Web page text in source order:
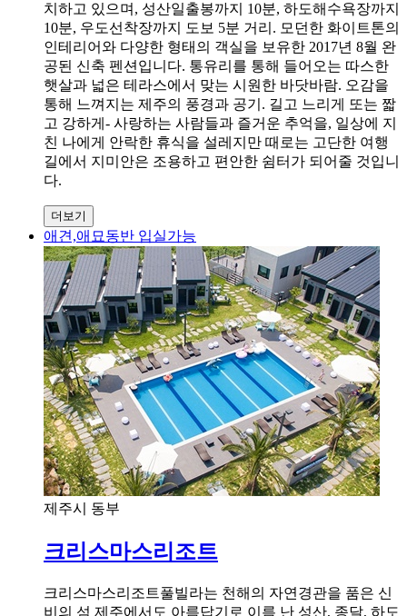
치하고 있으며, 성산일출봉까지 10분, 하도해수욕장까지
10분, 우도선착장까지 도보 5분 거리. 모던한 화이트톤의
인테리어와 다양한 형태의 객실을 보유한 2017년 8월 완
공된 신축 펜션입니다. 통유리를 통해 들어오는 따스한
햇살과 넓은 테라스에서 맞는 시원한 바닷바람. 오감을
통해 느껴지는 제주의 풍경과 공기. 길고 느리게 또는 짧
고 강하게- 사랑하는 사람들과 즐거운 추억을, 일상에 지
친 나에게 안락한 휴식을 설레지만 때로는 고단한 여행
길에서 지미안은 조용하고 편안한 쉼터가 되어줄 것입니
다.
더보기
애견,애묘동반 입실가능
제주시 동부
크리스마스리조트
크리스마스리조트풀빌라는 천해의 자연경관을 품은 신
비의 섬 제주에서도 아름답기로 이름 난 성산, 종달, 하도